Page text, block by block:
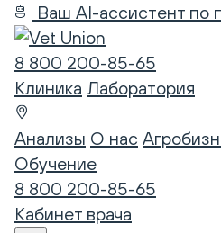
Ваш AI-ассистент по
8 800 200-85-65
Клиника Лаборатория
Анализы О нас
Обучение
8 800 200-85-65
Кабинет врача